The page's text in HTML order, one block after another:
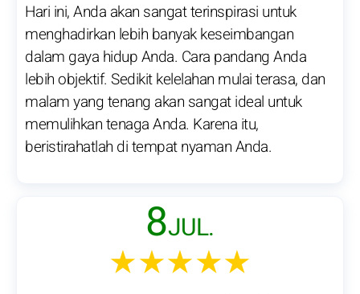
Hari ini, Anda akan sangat terinspirasi untuk
menghadirkan lebih banyak keseimbangan
dalam gaya hidup Anda. Cara pandang Anda
lebih objektif. Sedikit kelelahan mulai terasa, dan
malam yang tenang akan sangat ideal untuk
memulihkan tenaga Anda. Karena itu,
beristirahatlah di tempat nyaman Anda.
8JUL.
★★★★★